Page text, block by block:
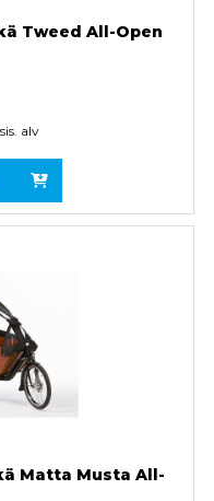
Tweed All-Open
sis. alv
Matta Musta All-